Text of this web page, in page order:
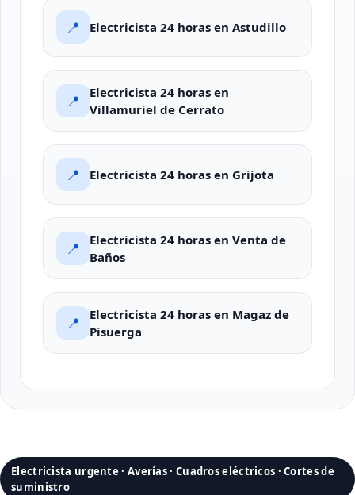
📍 Electricista 24 horas en Astudillo
📍
Electricista 24 horas en
Villamuriel de Cerrato
📍 Electricista 24 horas en Grijota
📍
Electricista 24 horas en Venta de
Baños
📍
Electricista 24 horas en Magaz de
Pisuerga
Electricista urgente · Averías · Cuadros eléctricos · Cortes de
suministro